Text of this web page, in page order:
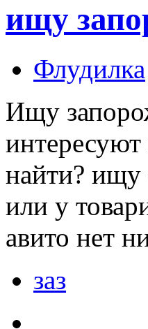
ищу
Флудилка
Ищу
найти? ищу
или у
авито нет
заз